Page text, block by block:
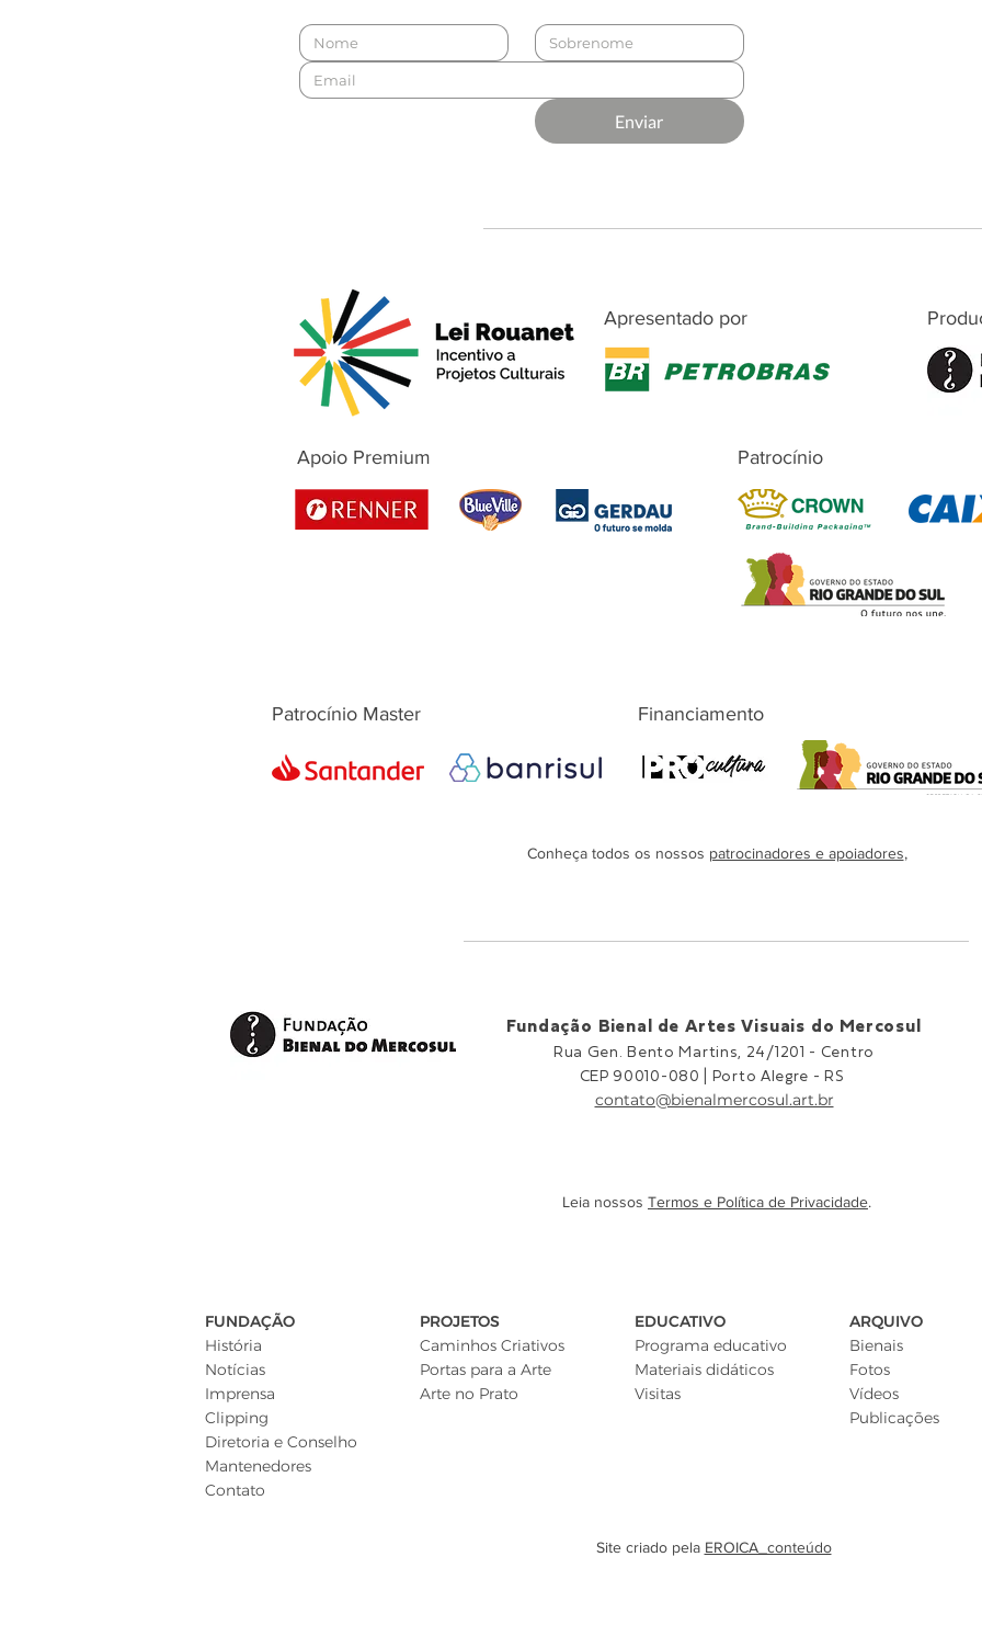
Enviar
Apresentado por
Apoio Premium Patrocínio
Patrocínio Master Financiamento
Conheça todos os nossos patrocinadores e apoiadores,
Fundação Bienal de Artes Visuais do Mercosul
Rua Gen. Bento Martins, 24/1201 - Centro
CEP 90010-080 |
Porto Alegre - RS
contato@bienalmercosul.art.br
Leia nossos Termos e Política de Privacidade.
Site criado pela EROICA_conteúdo
FUNDAÇÃO
História
Notícias
Imprensa
Clipping
Diretoria e Conselho
Mantenedores
Contato
PROJETOS
Caminhos Criativos
Portas para a Arte
Arte no Prato
EDUCATIVO
Programa educativo
Materiais didáticos
Visitas
ARQUIVO
Bienais
Fotos
Vídeos
Publicações